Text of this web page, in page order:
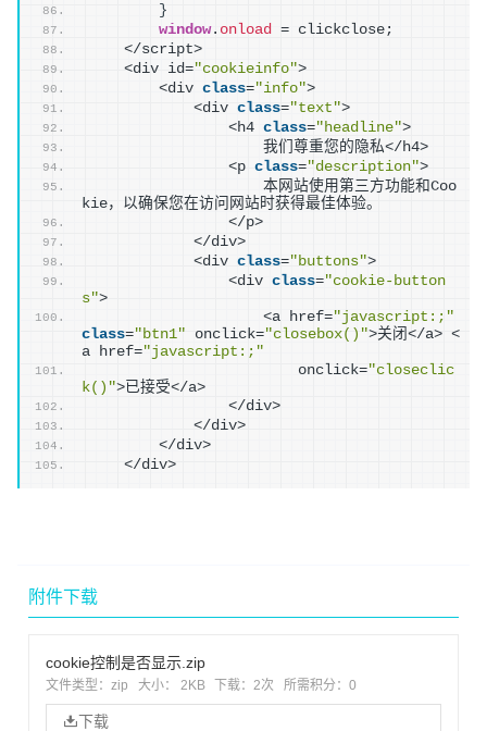
}
window. onload
= clickclose;
    </script>
    <div id=
"cookieinfo">
        <div
class="info">
            <div
class="text">
                <h4
class="headline">
                    我们尊重您的隐私</h4>
                <p
class="description">
                    本网站使用第三方功能和Coo
kie，以确保您在访问网站时获得最佳体验。
                </p>
            </div>
            <div
class="buttons">
                <div
class="cookie-button
s">
                    <a href=
"javascript:;"
class="btn1" onclick="closebox()">关闭</a> <
a href="javascript:;"
                        onclick=
"closeclic
k()">已接受</a>
                </div>
            </div>
        </div>
    </div>
附件下载
cookie控制是否显示.zip
文件类型：zip 大小： 2KB 下载： 2次 所需积分：0
下载